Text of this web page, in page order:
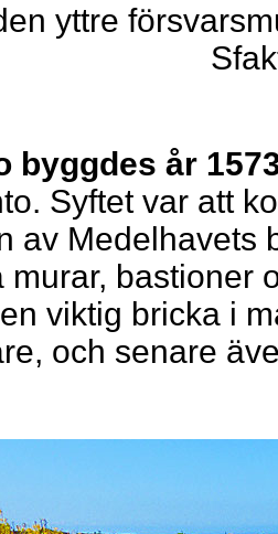
yttre
byggdes år
Syftet var att
av Medelhavets
murar, bastioner
viktig bricka i
och senare